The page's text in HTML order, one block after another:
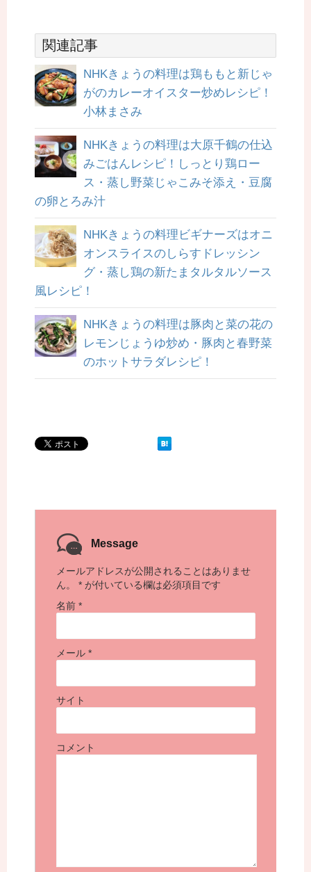
関連記事
NHKきょうの料理は鶏ももと新じゃ
がのカレーオイスター炒めレシピ！
小林まさみ
NHKきょうの料理は大原千鶴の仕込
みごはんレシピ！しっとり鶏ロー
ス・蒸し野菜じゃこみそ添え・豆腐
の卵とろみ汁
NHKきょうの料理ビギナーズはオニ
オンスライスのしらすドレッシン
グ・蒸し鶏の新たまタルタルソース
風レシピ！
NHKきょうの料理は豚肉と菜の花の
レモンじょうゆ炒め・豚肉と春野菜
のホットサラダレシピ！
Message
メールアドレスが公開されることはありませ
ん。
* が付いている欄は必須項目です
名前 *
メール *
サイト
コメント